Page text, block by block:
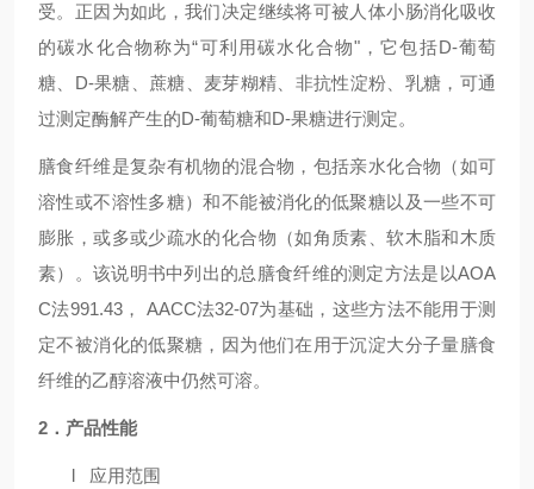
受。正因为如此，我们决定继续将可被人体小肠消化吸收
的碳水化合物称为“可利用碳水化合物"，它包括D-葡萄
糖、 D-果糖、蔗糖、麦芽糊精、非抗性淀粉、乳糖，可通
过测定酶解产生的D-葡萄糖和D-果糖进行测定。
膳食纤维是复杂有机物的混合物，包括亲水化合物（如可
溶性或不溶性多糖）和不能被消化的低聚糖以及一些不可
膨胀，或多或少疏水的化合物（如角质素、软木脂和木质
素）。该说明书中列出的总膳食纤维的测定方法是以AOA
C法991.43， AACC法32-07为基础，这些方法不能用于测
定不被消化的低聚糖，因为他们在用于沉淀大分子量膳食
纤维的乙醇溶液中仍然可溶。
2．产品性能
l 应用范围